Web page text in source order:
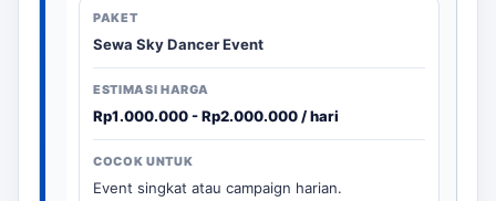
Sewa Sky Dancer Event
Rp1.000.000 - Rp2.000.000 / hari
Event singkat atau campaign harian.